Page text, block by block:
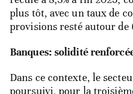
plus tôt, avec un taux de
provisions resté autour de
Banques: solidité
Dans ce contexte, le
poursuivi, pour la